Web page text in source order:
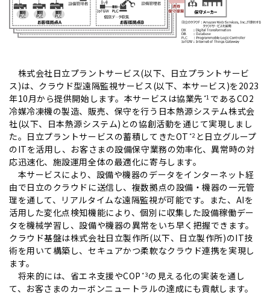
株式会社日立プラントサービス(以下、日立プラントサービ
ス)は、クラウド型遠隔監視サービス(以下、本サービス)を2023
年10月から提供開始します。本サービスは協業先 *1 であるCO2
冷媒冷凍機の製造、販売、保守を行う日本熱源システム株式会
社(以下、日本熱源システム)との協創活動を通じて実現しまし
た。日立プラントサービスの蓄積してきたOT *2 と日立グループ
のITを活用し、お客さまの設備保守業務の効率化、異常時の対
応迅速化、施設運用全体の最適化に寄与します。
本サービスにより、設備や機器のデータをインターネット経
由で日立のクラウドに送信し、複数拠点の設備・機器の一元管
理を通して、リアルタイムな遠隔監視が可能です。また、AIを
活用した変化点検知機能により、個別に収集した設備稼働デー
タを機械学習し、設備や機器の異常をいち早く把握できます。
クラウド基盤は株式会社日立製作所(以下、日立製作所)のIT技
術を用いて構築し、セキュアかつ柔軟なクラウド連携を実現し
ます。
将来的には、省エネ支援やCOP *3の見える化の実装を通し
て、お客さまのカーボンニュートラルの達成にも貢献します。